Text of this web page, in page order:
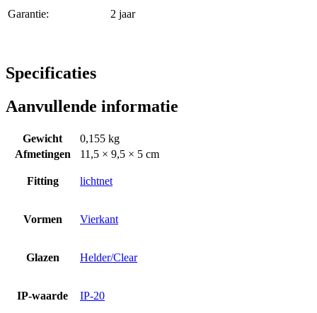
Garantie:
2 jaar
Specificaties
Aanvullende informatie
Gewicht
0,155 kg
Afmetingen
11,5 × 9,5 × 5 cm
Fitting lichtnet
Vormen Vierkant
Glazen Helder/Clear
IP-waarde IP-20